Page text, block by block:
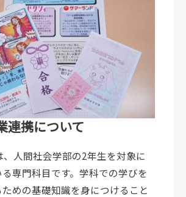
連携について
、人間社会学部の2年生を対象に
専門科目です。学科での学びを
めの基礎知識を身につけること